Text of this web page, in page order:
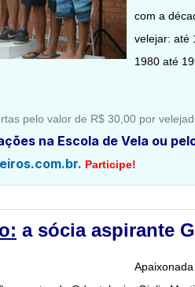
com a
velejar: até
1980 até
pelo valor de R$ 30,00 por
na Escola de Vela ou
Participe!
a sócia aspirante